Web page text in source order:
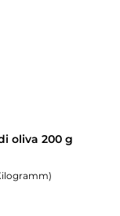
tonno all’olio di oliva 200 g